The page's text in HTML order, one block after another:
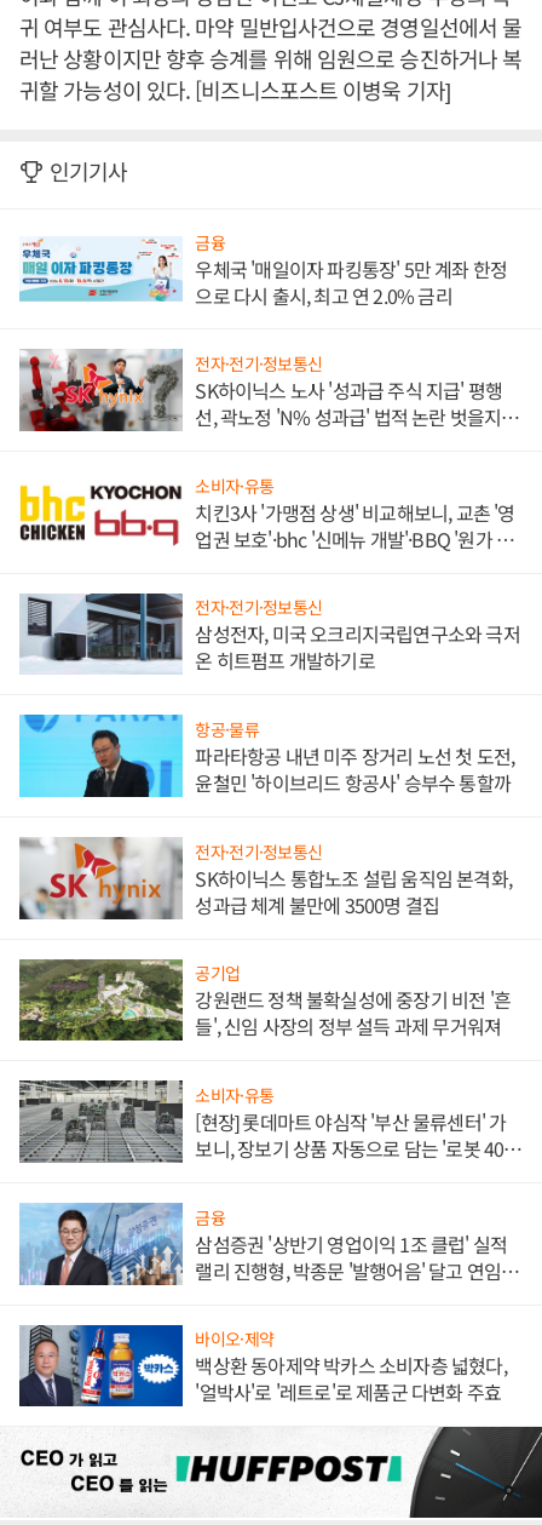
귀 여부도 관심사다. 마약 밀반입사건으로 경영일선에서 물
러난 상황이지만 향후 승계를 위해 임원으로 승진하거나 복
귀할 가능성이 있다. [비즈니스포스트 이병욱 기자]
인기기사
금융
우체국 '매일이자 파킹통장' 5만 계좌 한정
으로 다시 출시, 최고 연 2.0% 금리
전자·전기·정보통신
SK하이닉스 노사 '성과급 주식 지급' 평행
선, 곽노정 'N% 성과급' 법적 논란 벗을지 주
소비자·유통
치킨3사 '가맹점 상생' 비교해보니, 교촌 '영
업권 보호'·bhc '신메뉴 개발'·BBQ '원가 부
전자·전기·정보통신
삼성전자, 미국 오크리지국립연구소와 극저
온 히트펌프 개발하기로
항공·물류
파라타항공 내년 미주 장거리 노선 첫 도전,
윤철민 '하이브리드 항공사' 승부수 통할까
전자·전기·정보통신
SK하이닉스 통합노조 설립 움직임 본격화,
성과급 체계 불만에 3500명 결집
공기업
강원랜드 정책 불확실성에 중장기 비전 '흔
들', 신임 사장의 정부 설득 과제 무거워져
소비자·유통
[현장] 롯데마트 야심작 '부산 물류센터' 가
보니, 장보기 상품 자동으로 담는 '로봇 400
금융
삼섬증권 '상반기 영업이익 1조 클럽' 실적
랠리 진행형, 박종문 '발행어음' 달고 연임 향
바이오·제약
백상환 동아제약 박카스 소비자층 넓혔다,
'얼박사'로 '레트로'로 제품군 다변화 주효